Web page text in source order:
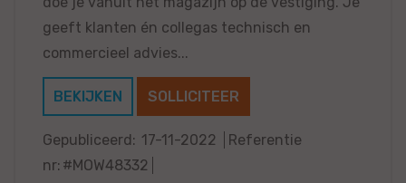
geeft klanten én collegas technisch en
commercieel advies...
BEKIJKEN SOLLICITEER
Gepubliceerd: 17-11-2022
Referentie
nr: #MOW48332